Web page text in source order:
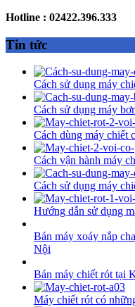
Hotline : 02422.396.333
Tin tức
Cách sử dụng máy
Cách sử dụng máy
Cách dùng máy chiết
Cách vận hành máy
Cách sử dụng máy
Hướng dẫn sử dụng
Bán máy xoáy nắp
Nội
Bán máy chiết rót tại
Máy chiết rót có